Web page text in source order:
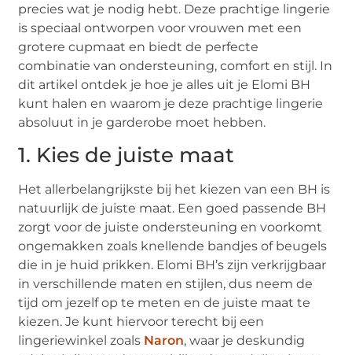
precies wat je nodig hebt. Deze prachtige lingerie
is speciaal ontworpen voor vrouwen met een
grotere cupmaat en biedt de perfecte
combinatie van ondersteuning, comfort en stijl. In
dit artikel ontdek je hoe je alles uit je Elomi BH
kunt halen en waarom je deze prachtige lingerie
absoluut in je garderobe moet hebben.
1. Kies de juiste maat
Het allerbelangrijkste bij het kiezen van een BH is
natuurlijk de juiste maat. Een goed passende BH
zorgt voor de juiste ondersteuning en voorkomt
ongemakken zoals knellende bandjes of beugels
die in je huid prikken. Elomi BH’s zijn verkrijgbaar
in verschillende maten en stijlen, dus neem de
tijd om jezelf op te meten en de juiste maat te
kiezen. Je kunt hiervoor terecht bij een
lingeriewinkel zoals Naron, waar je deskundig